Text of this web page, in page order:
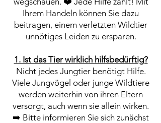
Ihrem Handeln können Sie dazu
beitragen, einem verletzten Wildtier
unnötiges Leiden zu ersparen.
1. Ist das Tier wirklich hilfsbedürftig?
Nicht jedes Jungtier benötigt Hilfe.
Viele Jungvögel oder junge Wildtiere
werden weiterhin von ihren Eltern
versorgt, auch wenn sie allein wirken.
➡️ Bitte informieren Sie sich zunächst